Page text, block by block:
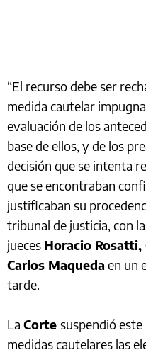
“El recurso debe ser
medida cautelar
evaluación de los
base de ellos, y de los
decisión que se intenta
que se encontraban
justificaban su
tribunal de justicia, con
jueces Horacio Rosatti,
Carlos Maqueda en un
tarde.
La Corte suspendió
medidas cautelares las